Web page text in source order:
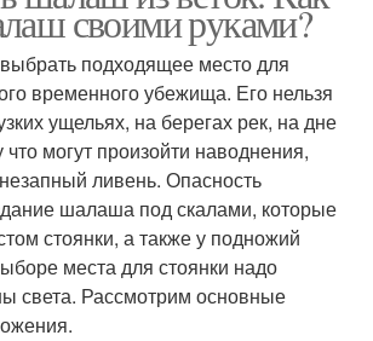
своими руками?
подходящее место для
временного убежища. Его нельзя
ущельях, на берегах рек, на дне
могут произойти наводнения,
ливень. Опасность
шалаша под скалами, которые
стоянки, а также у подножий
места для стоянки надо
света. Рассмотрим основные